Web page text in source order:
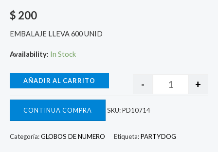
$ 200
EMBALAJE LLEVA 600 UNID
Availability: In Stock
- +
AÑADIR AL CARRITO
CONTINUA COMPRA SKU:PD10714
Categoría:GLOBOS DE NUMERO Etiqueta:PARTYDOG